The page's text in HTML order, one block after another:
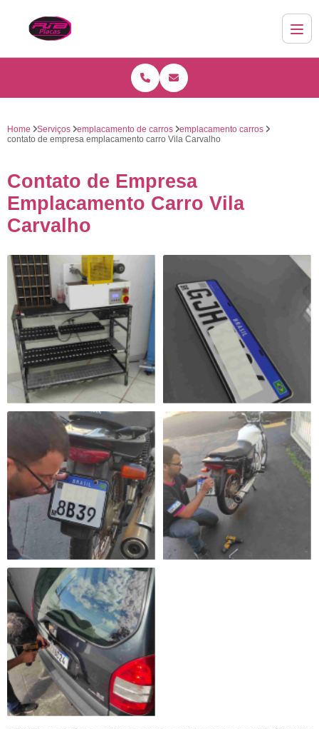
Home Serviços emplacamento de carros
emplacamento carros
contato de empresa emplacamento carro Vila Carvalho
Contato de Empresa
Emplacamento Carro Vila
Carvalho